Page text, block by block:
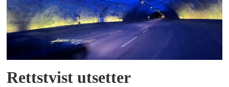
Rettstvist utsetter